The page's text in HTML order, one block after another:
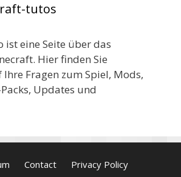
tutos
eine Seite über das
Hier finden Sie
Fragen zum Spiel, Mods,
Updates und
Contact Privacy Policy